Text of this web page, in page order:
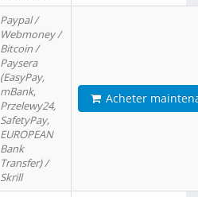
Paypal /
Webmoney /
Bitcoin /
Paysera
(EasyPay,
mBank,
Przelewy24,
SafetyPay,
EUROPEAN
Bank
Transfer) /
Skrill
Acheter